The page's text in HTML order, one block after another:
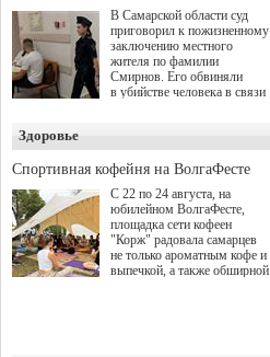
В Самарской области суд
приговорил к пожизненному
заключению местного
жителя по фамилии
Смирнов. Его обвиняли
в убийстве человека в связи
Здоровье
Спортивная кофейня на ВолгаФесте
С 22 по 24 августа, на
юбилейном ВолгаФесте,
площадка сети кофеен
"Корж" радовала самарцев
не только ароматным кофе и
выпечкой, а также обширной